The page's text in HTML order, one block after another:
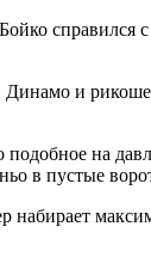
и
на
в пустые